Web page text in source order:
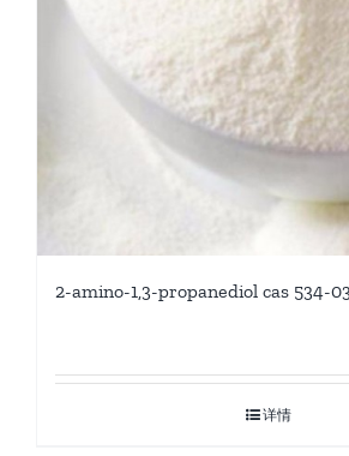
2-amino-1,3-propanediol cas 534-
详情